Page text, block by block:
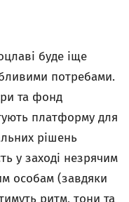
буде іще
потребами.
та фонд
платформу для
рішень
у заході незрячим
особам (завдяки
ритм, тони та